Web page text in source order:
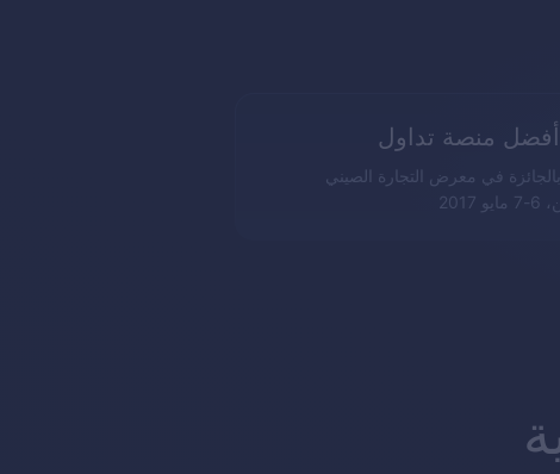
أفضل منصة تداول
بالجائزة في معرض التجارة الصيني